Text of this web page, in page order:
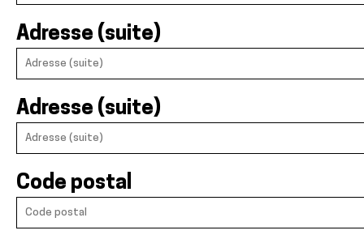
Adresse (suite)
Adresse (suite)
Code postal